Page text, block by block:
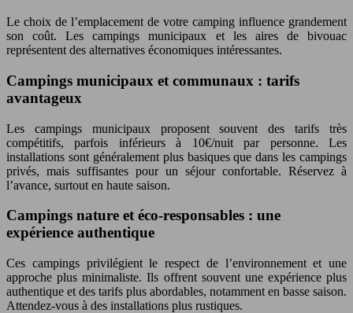
Le choix de l’emplacement de votre camping influence grandement
son coût. Les campings municipaux et les aires de bivouac
représentent des alternatives économiques intéressantes.
Campings municipaux et communaux : tarifs
avantageux
Les campings municipaux proposent souvent des tarifs très
compétitifs, parfois inférieurs à 10€/nuit par personne. Les
installations sont généralement plus basiques que dans les campings
privés, mais suffisantes pour un séjour confortable. Réservez à
l’avance, surtout en haute saison.
Campings nature et éco-responsables : une
expérience authentique
Ces campings privilégient le respect de l’environnement et une
approche plus minimaliste. Ils offrent souvent une expérience plus
authentique et des tarifs plus abordables, notamment en basse saison.
Attendez-vous à des installations plus rustiques.